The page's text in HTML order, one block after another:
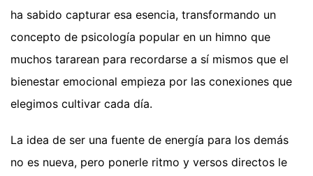
ha sabido capturar esa esencia, transformando un
concepto de psicología popular en un himno que
muchos tararean para recordarse a sí mismos que el
bienestar emocional empieza por las conexiones que
elegimos cultivar cada día.
La idea de ser una fuente de energía para los demás
no es nueva, pero ponerle ritmo y versos directos le